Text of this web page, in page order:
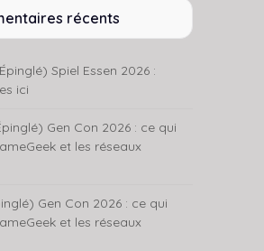
récents
Spiel Essen 2026 :
ici
Gen Con 2026 : ce qui
et les réseaux
Gen Con 2026 : ce qui
et les réseaux